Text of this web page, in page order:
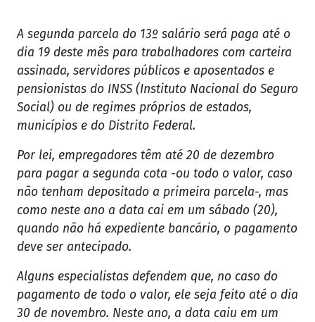
A segunda parcela do 13º salário será paga até o
dia 19 deste mês para trabalhadores com carteira
assinada, servidores públicos e aposentados e
pensionistas do INSS (Instituto Nacional do Seguro
Social) ou de regimes próprios de estados,
municípios e do Distrito Federal.
Por lei, empregadores têm até 20 de dezembro
para pagar a segunda cota -ou todo o valor, caso
não tenham depositado a primeira parcela-, mas
como neste ano a data cai em um sábado (20),
quando não há expediente bancário, o pagamento
deve ser antecipado.
Alguns especialistas defendem que, no caso do
pagamento de todo o valor, ele seja feito até o dia
30 de novembro. Neste ano, a data caiu em um